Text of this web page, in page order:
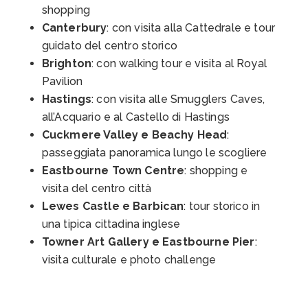
shopping
Canterbury: con visita alla Cattedrale e tour
guidato del centro storico
Brighton: con walking tour e visita al Royal
Pavilion
Hastings: con visita alle Smugglers Caves,
all’Acquario e al Castello di Hastings
Cuckmere Valley e Beachy Head:
passeggiata panoramica lungo le scogliere
Eastbourne Town Centre: shopping e
visita del centro città
Lewes Castle e Barbican: tour storico in
una tipica cittadina inglese
Towner Art Gallery e Eastbourne Pier:
visita culturale e photo challenge